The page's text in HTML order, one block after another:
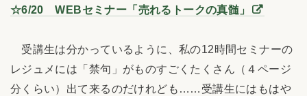
☆6/20 WEBセミナー「売れるトークの真髄」
受講生は分かっているように、私の12時間セミナーの
レジュメには「禁句」がものすごくたくさん（４ページ
分くらい）出て来るのだけれども……受講生にはもはや